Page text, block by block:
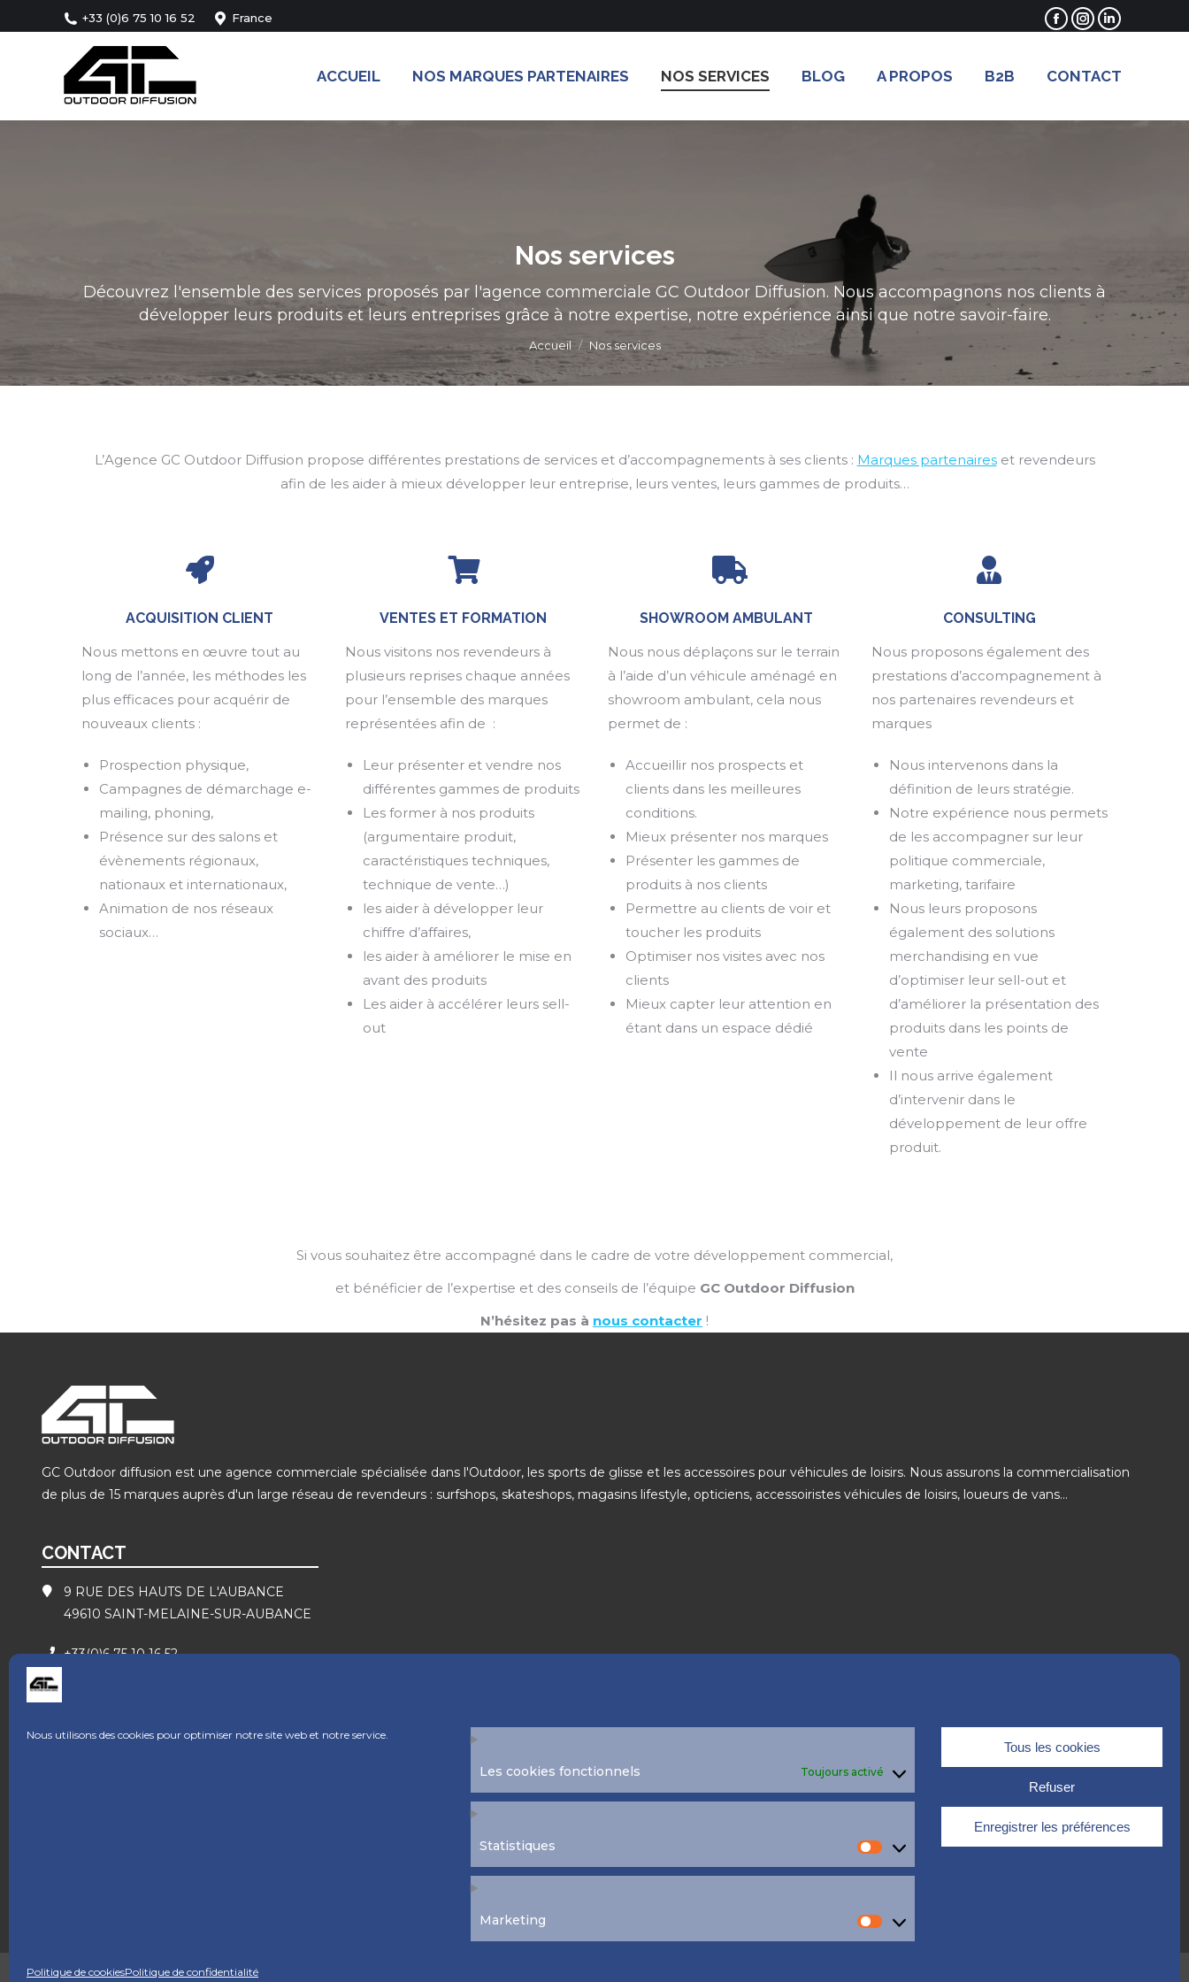
Nous utilisons des cookies pour optimiser notre site web et notre service.
Les cookies fonctionnels Toujours activé
Statistiques
Statistiques
Marketing
Marketing
Tous les cookies
Refuser
Enregistrer les préférences
Politique de cookiesPolitique de confidentialité
+33 (0)6 75 10 16 52 France
Facebook
opens
new
Instagram
opens
new
LinkedIn
opens
new
ACCUEIL NOS MARQUES PARTENAIRES NOS SERVICES BLOG A PROPOS B2B CONTACT
Nos services
Découvrez l'ensemble des services proposés par l'agence commerciale GC Outdoor Diffusion. Nous accompagnons nos clients à
développer leurs produits et leurs entreprises grâce à notre expertise, notre expérience ainsi que notre savoir-faire.
Vous êtes ici :
Accueil Nos services
L’Agence GC Outdoor Diffusion propose différentes prestations de services et d’accompagnements à ses clients : Marques partenaireset revendeurs
afin de les aider à mieux développer leur entreprise, leurs ventes, leurs gammes de produits…
ACQUISITION CLIENT
Nous mettons en œuvre tout au
long de l’année, les méthodes les
plus efficaces pour acquérir de
nouveaux clients :
Prospection physique,
Campagnes de démarchage e-
mailing, phoning,
Présence sur des salons et
évènements régionaux,
nationaux et internationaux,
Animation de nos réseaux
sociaux…
VENTES ET FORMATION
Nous visitons nos revendeurs à
plusieurs reprises chaque années
pour l’ensemble des marques
représentées afin de :
Leur présenter et vendre nos
différentes gammes de produits
Les former à nos produits
(argumentaire produit,
caractéristiques techniques,
technique de vente…)
les aider à développer leur
chiffre d’affaires,
les aider à améliorer le mise en
avant des produits
Les aider à accélérer leurs sell-
out
SHOWROOM AMBULANT
Nous nous déplaçons sur le terrain
à l’aide d’un véhicule aménagé en
showroom ambulant, cela nous
permet de :
Accueillir nos prospects et
clients dans les meilleures
conditions.
Mieux présenter nos marques
Présenter les gammes de
produits à nos clients
Permettre au clients de voir et
toucher les produits
Optimiser nos visites avec nos
clients
Mieux capter leur attention en
étant dans un espace dédié
CONSULTING
Nous proposons également des
prestations d’accompagnement à
nos partenaires revendeurs et
marques
Nous intervenons dans la
définition de leurs stratégie.
Notre expérience nous permets
de les accompagner sur leur
politique commerciale,
marketing, tarifaire
Nous leurs proposons
également des solutions
merchandising en vue
d’optimiser leur sell-out et
d’améliorer la présentation des
produits dans les points de
vente
Il nous arrive également
d’intervenir dans le
développement de leur offre
produit.
Si vous souhaitez être accompagné dans le cadre de votre développement commercial,
et bénéficier de l’expertise et des conseils de l’équipe GC Outdoor Diffusion
N’hésitez pas à nous contacter !
GC Outdoor diffusion est une agence commerciale spécialisée dans l'Outdoor, les sports de glisse et les accessoires pour véhicules de loisirs. Nous assurons la commercialisation
de plus de 15 marques auprès d'un large réseau de revendeurs : surfshops, skateshops, magasins lifestyle, opticiens, accessoiristes véhicules de loisirs, loueurs de vans...
CONTACT
9 RUE DES HAUTS DE L'AUBANCE
49610 SAINT-MELAINE-SUR-AUBANCE
+33(0)6 75 10 16 52